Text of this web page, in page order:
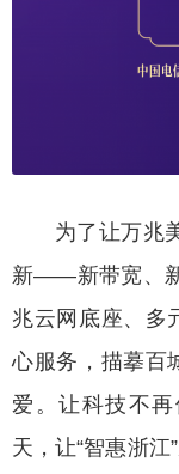
为了让万兆
新——新带宽、
兆云网底座、多
心服务，描摹百
爱。让科技不
天，让“智惠浙江